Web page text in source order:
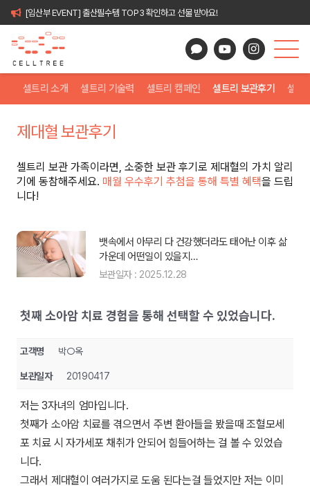
[임산부 EVENT] 출산필수템 TOP3 확인하고 선물 받아요!
셀트리 소개 셀트리 기술력 셀트리 캠페인 셀트리 보관후기 셀트
제대혈 보관후기
셀트리 보관 가족이라면, 소중한 보관 후기로 제대혈의 가치 알리
기에 동참해주세요. 매월 우수후기 추첨을 통해 특별 혜택을 드립
니다!
뱃속에서 아무리 다 건강했더라도 태어난 이후 삶
가운데 어떤일이 있을지…
보관일자 : 2025.12.28
첫째 소아암 치료 경험을 통해 선택할 수 있었습니다.
고객명 박○옥
보관일자 20190417
저는 3자녀의 엄마입니다.
첫째가 소아암 치료를 겪으면서 주변 환아들을 봤을때 조혈모세
포 치료 시 자가세포 채취가 안되어 힘들어하는 걸 볼 수 있었습
니다.
그래서 제대혈이 여러가지로 도움 된다는걸 들었지만 저는 이미